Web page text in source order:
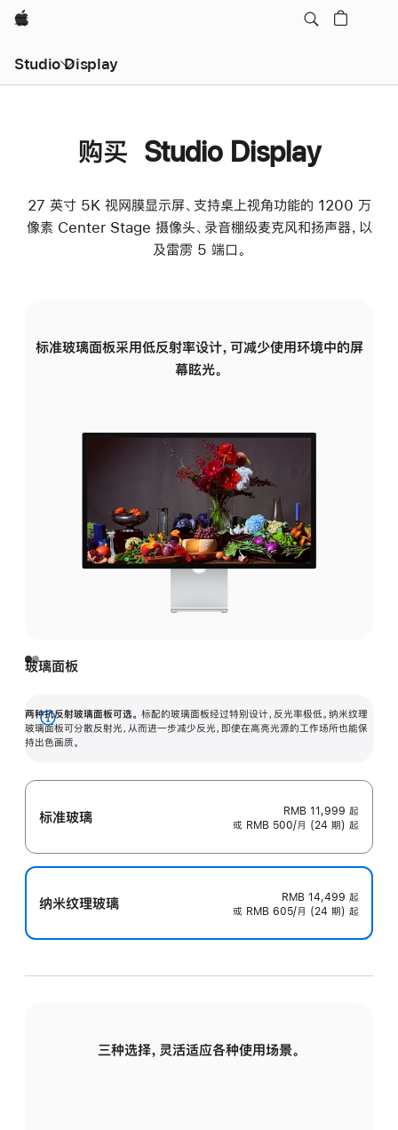
Apple
Studio Display
购买 Studio Display
27 英寸 5K 视网膜显示屏、支持桌上视角功能的 1200 万
像素 Center Stage 摄像头、录音棚级麦克风和扬声器，以
及雷雳 5 端口。
标准玻璃面板采用低反射率设计，可减少使用环境中的屏
幕眩光。
玻璃面板
两种抗反射玻璃面板可选。 标配的玻璃面板经过特别设计，反光率极低。纳米纹理
玻璃面板可分散反射光，从而进一步减少反光，即使在高亮光源的工作场所也能保
持出色画质。
展
开
标准玻璃 RMB 11,999 起
或 RMB 500/月 (24 期) 起
纳米纹理玻璃 RMB 14,499 起
或 RMB 605/月 (24 期) 起
三种选择，灵活适应各种使用场景。